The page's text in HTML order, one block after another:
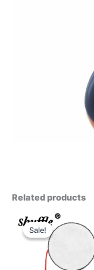
Related products
Sale!
Sale!